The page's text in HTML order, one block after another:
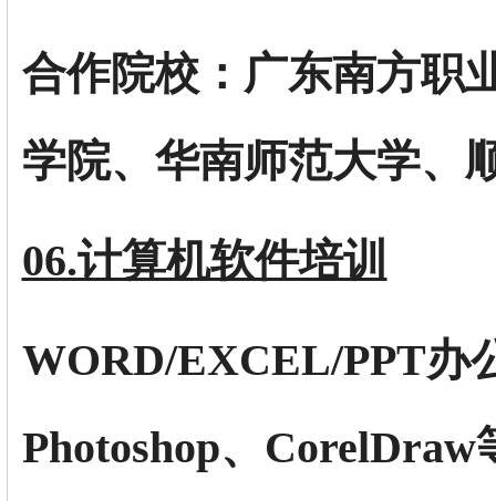
合作院校：广东南方职
学院、华南师范大学、
06.计算机软件培训
WORD/EXCEL/PPT办
Photoshop、CorelDraw